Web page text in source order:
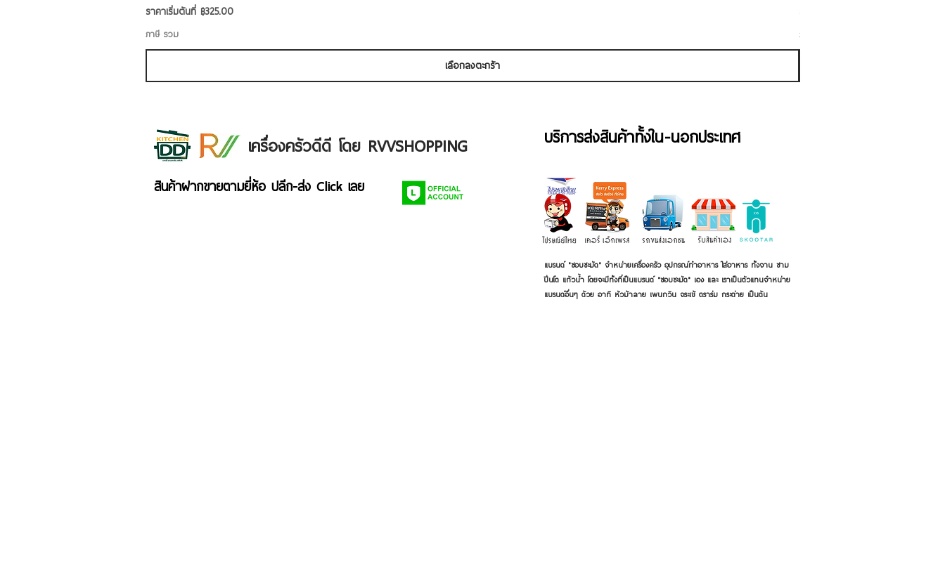
ราคาเริ่มต้นที่ ฿325.00
ราคาขายลด
ภาษี รวม
เลือกลงตะกร้า
ภาษี รวม
เครื่องครัวดีดี โดย RVVSHOPPING
สินค้าฝากขายตามยี่ห้อ ปลีก-ส่ง Click เลย
บริการส่งสินค้าทั้งใน-นอกประเทศ
แบรนด์ "ชอบชะมัด" จำหน่ายเครื่องครัว อุปกรณ์ทำอาหาร ใส่อาหาร ทั้งจาน ชาม
ปิ่นโต แก้วน้ำ โดยจะมีทั้งที่เป็นแบรนด์ "ชอบชะมัด" เอง และ เราเป็นตัวแทนจำหน่าย
แบรนด์อื่นๆ ด้วย อาทิ หัวม้าลาย เพนกวิน จระเข้ ตราร่ม กระต่าย เป็นต้น